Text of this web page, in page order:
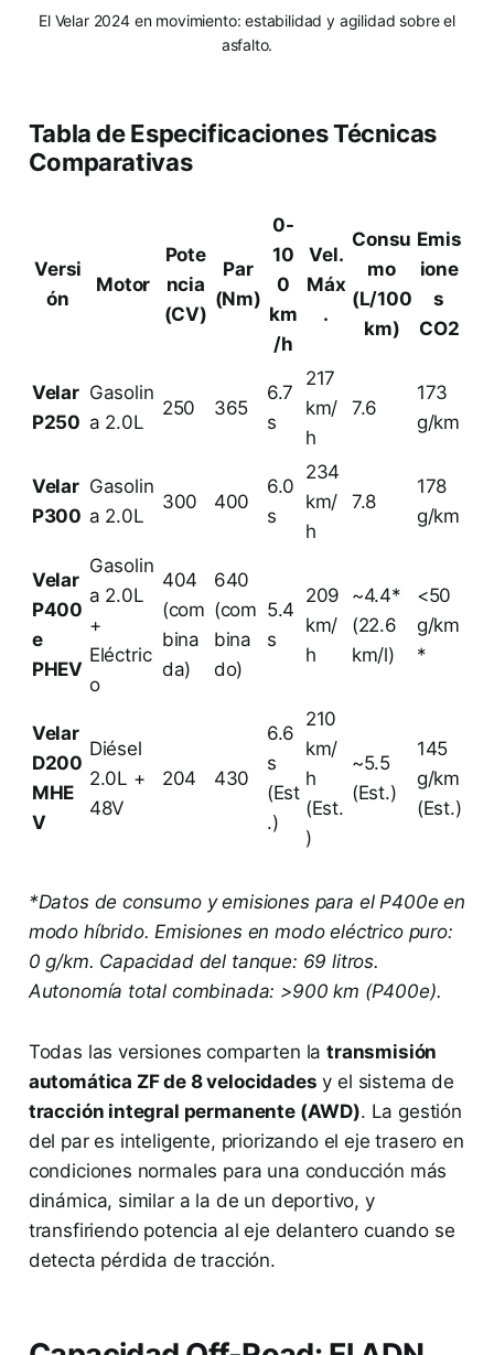
El Velar 2024 en movimiento: estabilidad y agilidad sobre el
asfalto.
Tabla de Especificaciones Técnicas
Comparativas
Versi
ón
Motor
Pote
ncia
(CV)
Par
(Nm)
0-
10
0
km
/h
Vel.
Máx
.
Consu
mo
(L/100
km)
Emis
ione
s
CO2
Velar
P250
Gasolin
a 2.0L
250 365
6.7
s
217
km/
h
7.6
173
g/km
Velar
P300
Gasolin
a 2.0L
300 400
6.0
s
234
km/
h
7.8
178
g/km
Velar
P400
e
PHEV
Gasolin
a 2.0L
+
Eléctric
o
404
(com
bina
da)
640
(com
bina
do)
5.4
s
209
km/
h
~4.4*
(22.6
km/l)
<50
g/km
*
Velar
D200
MHE
V
Diésel
2.0L +
48V
204 430
6.6
s
(Est
.)
210
km/
h
(Est.
)
~5.5
(Est.)
145
g/km
(Est.)
*Datos de consumo y emisiones para el P400e en
modo híbrido. Emisiones en modo eléctrico puro:
0 g/km. Capacidad del tanque: 69 litros.
Autonomía total combinada: >900 km (P400e).
Todas las versiones comparten latransmisión
automática ZF de 8 velocidades y el sistema de
tracción integral permanente (AWD). La gestión
del par es inteligente, priorizando el eje trasero en
condiciones normales para una conducción más
dinámica, similar a la de un deportivo, y
transfiriendo potencia al eje delantero cuando se
detecta pérdida de tracción.